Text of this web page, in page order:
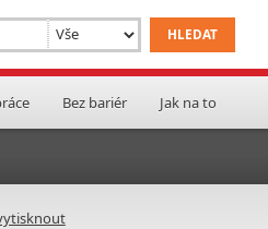
Bez bariér Jak na to